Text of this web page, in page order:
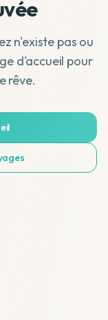
n'existe pas ou
d'accueil pour
rêve.